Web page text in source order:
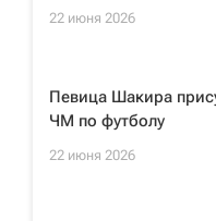
22 июня 2026
Певица Шакира
ЧМ по футболу
22 июня 2026